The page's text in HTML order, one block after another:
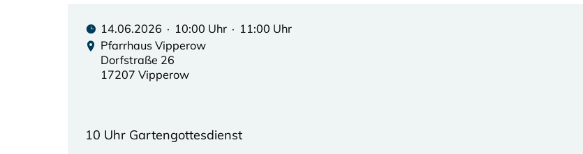
14.06.2026 · 10:00 Uhr · 11:00 Uhr
Pfarrhaus Vipperow
Dorfstraße 26
17207 Vipperow
10 Uhr Gartengottesdienst